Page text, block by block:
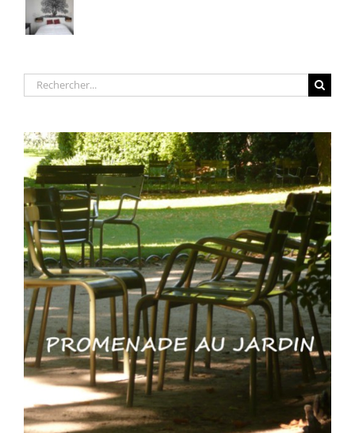
Rechercher: